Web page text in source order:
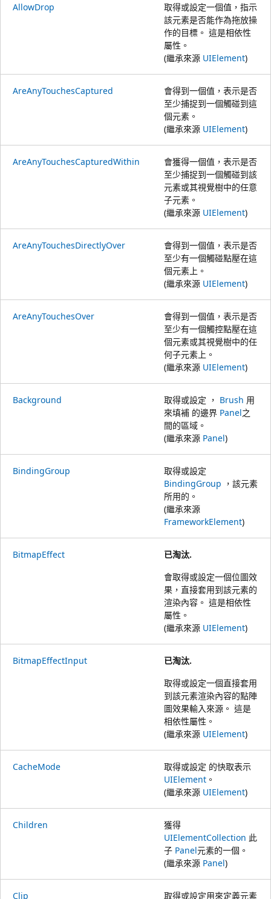
AllowDrop
取得或設定一個值，指示
該元素是否能作為拖放操
作的目標。 這是相依性
屬性。
(繼承來源 UIElement)
AreAnyTouchesCaptured
會得到一個值，表示是否
至少捕捉到一個觸碰到這
個元素。
(繼承來源 UIElement)
AreAnyTouchesCapturedWithin
會獲得一個值，表示是否
至少捕捉到一個觸碰到該
元素或其視覺樹中的任意
子元素。
(繼承來源 UIElement)
AreAnyTouchesDirectlyOver
會得到一個值，表示是否
至少有一個觸碰點壓在這
個元素上。
(繼承來源 UIElement)
AreAnyTouchesOver
會得到一個值，表示是否
至少有一個觸控點壓在這
個元素或其視覺樹中的任
何子元素上。
(繼承來源 UIElement)
Background 取得或設定 ， Brush 用
來填補 的邊界 Panel之
間的區域。
(繼承來源 Panel)
BindingGroup
取得或設定
BindingGroup ，該元素
所用的。
(繼承來源
FrameworkElement)
BitmapEffect
已淘汰.
會取得或設定一個位圖效
果，直接套用到該元素的
渲染內容。 這是相依性
屬性。
(繼承來源 UIElement)
BitmapEffectInput
已淘汰.
取得或設定一個直接套用
到該元素渲染內容的點陣
圖效果輸入來源。 這是
相依性屬性。
(繼承來源 UIElement)
CacheMode
取得或設定 的快取表示
UIElement 。
(繼承來源 UIElement)
Children
獲得
UIElementCollection 此
子 Panel元素的一個。
(繼承來源 Panel)
Clip 取得或設定用來定義元素